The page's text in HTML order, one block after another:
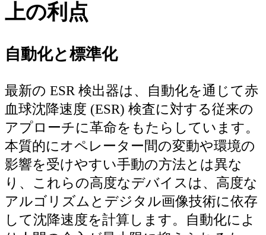
上の利点
自動化と標準化
最新の ESR 検出器は、自動化を通じて赤
血球沈降速度 (ESR) 検査に対する従来の
アプローチに革命をもたらしています。
本質的にオペレーター間の変動や環境の
影響を受けやすい手動の方法とは異な
り、これらの高度なデバイスは、高度な
アルゴリズムとデジタル画像技術に依存
して沈降速度を計算します。自動化によ